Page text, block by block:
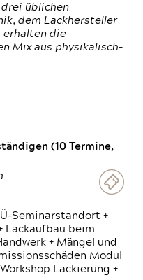
drei üblichen
dem Lackhersteller
erhalten die
Mix aus physikalisch-
(10 Termine,
Seminarstandort +
Lackaufbau beim
+ Mängel und
Modul
Lackierung +